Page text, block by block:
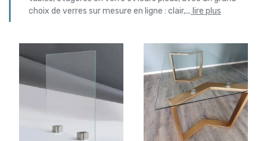
choix de verres sur mesure en ligne : clair,... lire plus